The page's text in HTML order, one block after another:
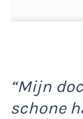
“Mijn
schone